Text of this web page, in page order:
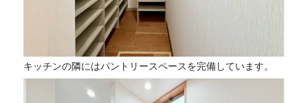
キッチンの隣にはパントリースペースを完備しています。